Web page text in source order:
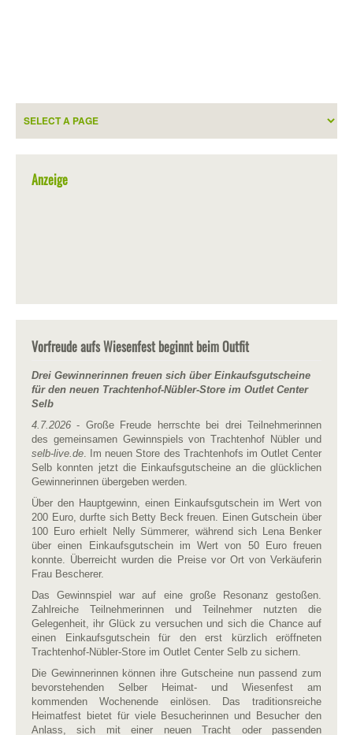
Anzeige
Vorfreude aufs Wiesenfest beginnt beim Outfit
Drei Gewinnerinnen freuen sich über Einkaufsgutscheine
für den neuen Trachtenhof-Nübler-Store im Outlet Center
Selb
4.7.2026 - Große Freude herrschte bei drei Teilnehmerinnen
des gemeinsamen Gewinnspiels von Trachtenhof Nübler und
selb-live.de . Im neuen Store des Trachtenhofs im Outlet Center
Selb konnten jetzt die Einkaufsgutscheine an die glücklichen
Gewinnerinnen übergeben werden.
Über den Hauptgewinn, einen Einkaufsgutschein im Wert von
200 Euro, durfte sich Betty Beck freuen. Einen Gutschein über
100 Euro erhielt Nelly Sümmerer, während sich Lena Benker
über einen Einkaufsgutschein im Wert von 50 Euro freuen
konnte. Überreicht wurden die Preise vor Ort von Verkäuferin
Frau Bescherer.
Das Gewinnspiel war auf eine große Resonanz gestoßen.
Zahlreiche Teilnehmerinnen und Teilnehmer nutzten die
Gelegenheit, ihr Glück zu versuchen und sich die Chance auf
einen Einkaufsgutschein für den erst kürzlich eröffneten
Trachtenhof-Nübler-Store im Outlet Center Selb zu sichern.
Die Gewinnerinnen können ihre Gutscheine nun passend zum
bevorstehenden Selber Heimat- und Wiesenfest am
kommenden Wochenende einlösen. Das traditionsreiche
Heimatfest bietet für viele Besucherinnen und Besucher den
Anlass, sich mit einer neuen Tracht oder passenden